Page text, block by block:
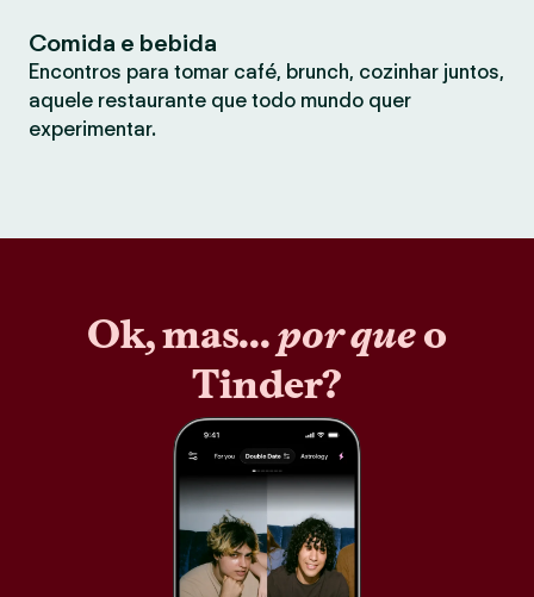
Comida e bebida
Encontros para tomar café, brunch, cozinhar juntos,
aquele restaurante que todo mundo quer
experimentar.
Ok, mas...por queo
Tinder?